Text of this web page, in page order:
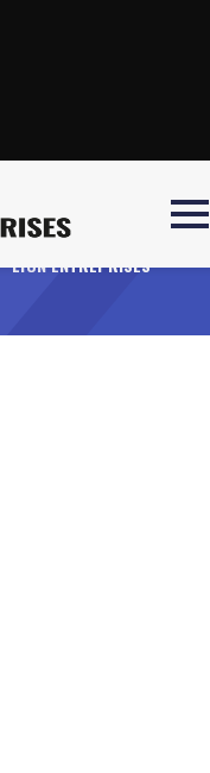
TOUTE L’ACTUALITÉ
LYON ENTREPRISES